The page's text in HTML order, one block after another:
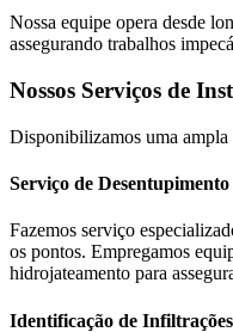
Nossa equipe opera desde
assegurando trabalhos
Nossos Serviços de
Disponibilizamos uma
Serviço de Desentupimento
Fazemos serviço
os pontos. Empregamos
hidrojateamento para
Identificação de Infiltrações